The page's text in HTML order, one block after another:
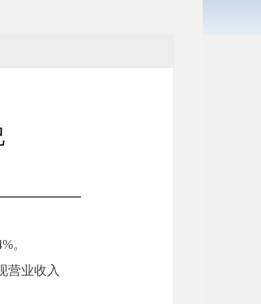
。
营业收入